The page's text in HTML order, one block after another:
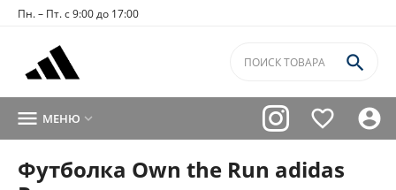
Пн. – Пт. с 9:00 до 17:00



 МЕНЮ 
Футболка Own the Run adidas